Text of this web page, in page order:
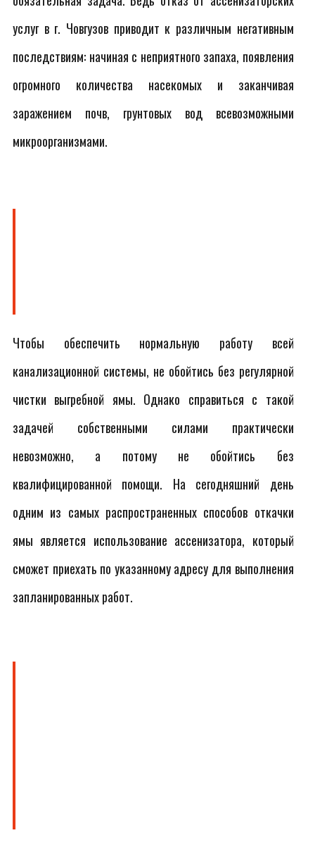
услуг в г. Човгузов приводит к различным негативным
последствиям: начиная с неприятного запаха, появления
огромного количества насекомых и заканчивая
заражением почв, грунтовых вод всевозможными
микроорганизмами.
Чтобы обеспечить нормальную работу всей
канализационной системы, не обойтись без регулярной
чистки выгребной ямы. Однако справиться с такой
задачей собственными силами практически
невозможно, а потому не обойтись без
квалифицированной помощи. На сегодняшний день
одним из самых распространенных способов откачки
ямы является использование ассенизатора, который
сможет приехать по указанному адресу для выполнения
запланированных работ.